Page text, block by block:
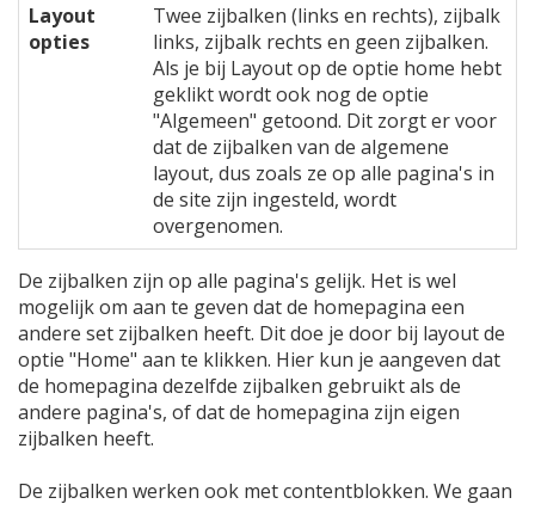
Layout
opties
Twee zijbalken (links en rechts), zijbalk
links, zijbalk rechts en geen zijbalken.
Als je bij Layout op de optie home hebt
geklikt wordt ook nog de optie
"Algemeen" getoond. Dit zorgt er voor
dat de zijbalken van de algemene
layout, dus zoals ze op alle pagina's in
de site zijn ingesteld, wordt
overgenomen.
De zijbalken zijn op alle pagina's gelijk. Het is wel
mogelijk om aan te geven dat de homepagina een
andere set zijbalken heeft. Dit doe je door bij layout de
optie "Home" aan te klikken. Hier kun je aangeven dat
de homepagina dezelfde zijbalken gebruikt als de
andere pagina's, of dat de homepagina zijn eigen
zijbalken heeft.
De zijbalken werken ook met contentblokken. We gaan